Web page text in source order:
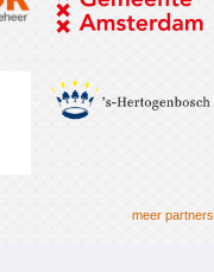
meer partners